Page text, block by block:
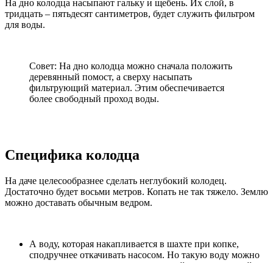
На дно колодца насыпают гальку и щебень. Их слой, в
тридцать – пятьдесят сантиметров, будет служить фильтром
для воды.
Совет: На дно колодца можно сначала положить
деревянный помост, а сверху насыпать
фильтрующий материал. Этим обеспечивается
более свободный проход воды.
Специфика колодца
На даче целесообразнее сделать неглубокий колодец.
Достаточно будет восьми метров. Копать не так тяжело. Землю
можно доставать обычным ведром.
А воду, которая накапливается в шахте при копке,
сподручнее откачивать насосом. Но такую воду можно